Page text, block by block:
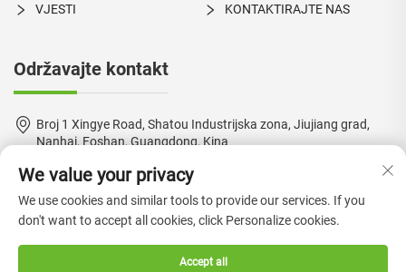
VJESTI KONTAKTIRAJTE NAS
Održavajte kontakt
Broj 1 Xingye Road, Shatou Industrijska zona, Jiujiang grad,
Nanhai, Foshan, Guangdong, Kina
+86-18924550960
[email protected]
We value your privacy
We use cookies and similar tools to provide our services. If you
don't want to accept all cookies, click Personalize cookies.
Accept all